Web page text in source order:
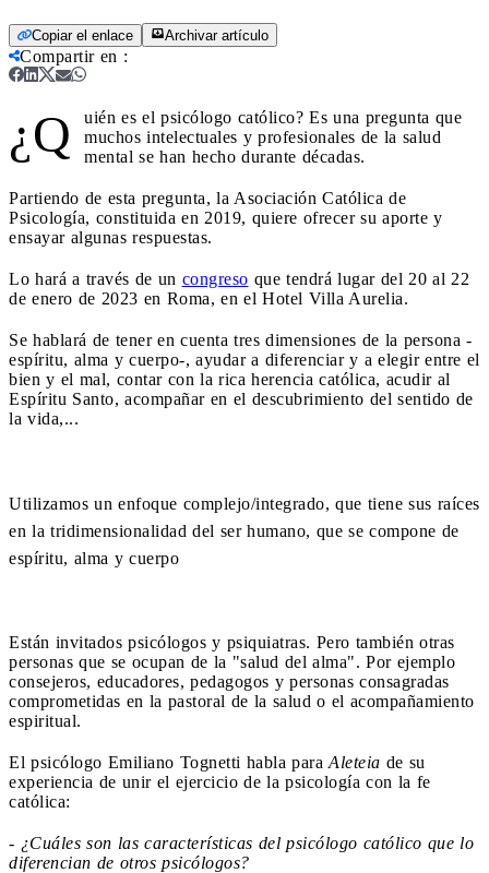
Copiar el enlace Archivar artículo
Compartir en :
¿Q
uién es el psicólogo católico? Es una pregunta que
muchos intelectuales y profesionales de la salud
mental se han hecho durante décadas.
Partiendo de esta pregunta, la Asociación Católica de
Psicología, constituida en 2019, quiere ofrecer su aporte y
ensayar algunas respuestas.
Lo hará a través de un congreso que tendrá lugar del 20 al 22
de enero de 2023 en Roma, en el Hotel Villa Aurelia.
Se hablará de tener en cuenta tres dimensiones de la persona -
espíritu, alma y cuerpo-, ayudar a diferenciar y a elegir entre el
bien y el mal, contar con la rica herencia católica, acudir al
Espíritu Santo, acompañar en el descubrimiento del sentido de
la vida,...
Utilizamos un enfoque complejo/integrado, que tiene sus raíces
en la tridimensionalidad del ser humano, que se compone de
espíritu, alma y cuerpo
Están invitados psicólogos y psiquiatras. Pero también otras
personas que se ocupan de la "salud del alma". Por ejemplo
consejeros, educadores, pedagogos y personas consagradas
comprometidas en la pastoral de la salud o el acompañamiento
espiritual.
El psicólogo Emiliano Tognetti habla para Aleteia de su
experiencia de unir el ejercicio de la psicología con la fe
católica:
- ¿Cuáles son las características del psicólogo católico que lo
diferencian de otros psicólogos?